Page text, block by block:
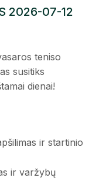
2026-07-12
teniso
susitiks
dienai!
ir startinio
ir varžybų